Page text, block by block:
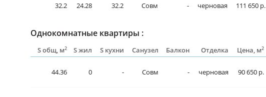
32.2 24.28 32.2 Совм - черновая 111 650 р.
Однокомнатные квартиры :
S общ, м2 S жил S кухни Санузел Балкон Отделка Цена, м2
44.36 0 - Совм - черновая 90 650 р.